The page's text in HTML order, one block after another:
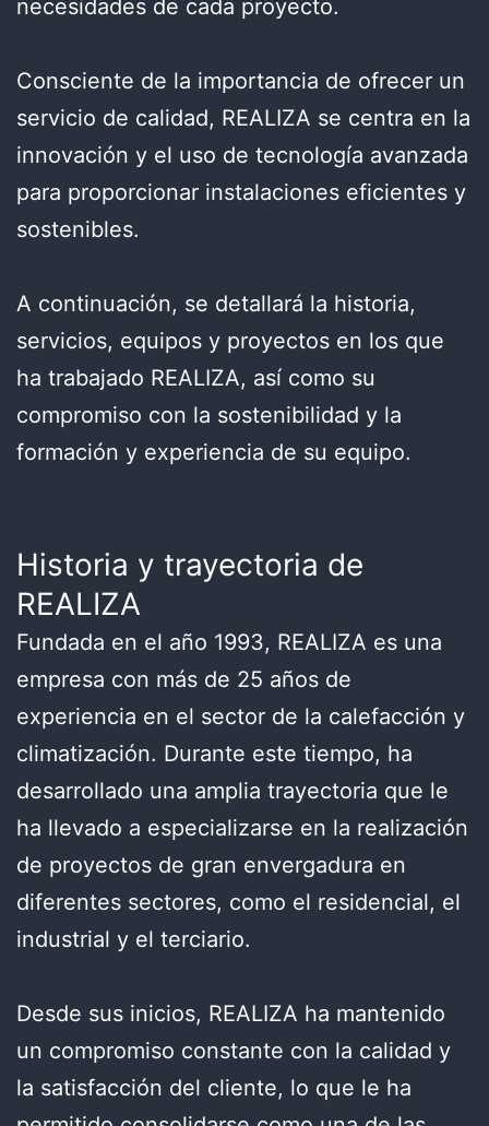
necesidades de cada proyecto.
Consciente de la importancia de ofrecer un
servicio de calidad, REALIZA se centra en la
innovación y el uso de tecnología avanzada
para proporcionar instalaciones eficientes y
sostenibles.
A continuación, se detallará la historia,
servicios, equipos y proyectos en los que
ha trabajado REALIZA, así como su
compromiso con la sostenibilidad y la
formación y experiencia de su equipo.
Historia y trayectoria de
REALIZA
Fundada en el año 1993, REALIZA es una
empresa con más de 25 años de
experiencia en el sector de la calefacción y
climatización. Durante este tiempo, ha
desarrollado una amplia trayectoria que le
ha llevado a especializarse en la realización
de proyectos de gran envergadura en
diferentes sectores, como el residencial, el
industrial y el terciario.
Desde sus inicios, REALIZA ha mantenido
un compromiso constante con la calidad y
la satisfacción del cliente, lo que le ha